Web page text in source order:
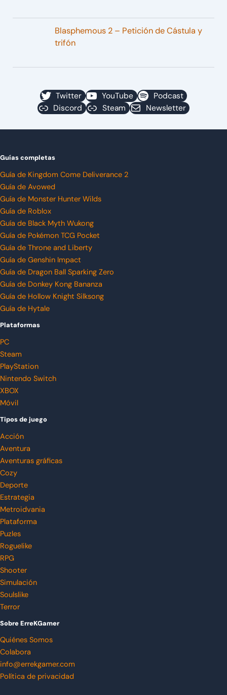
Blasphemous 2 – Petición de Cástula y
trifón
Twitter YouTube
Podcast
Discord
Steam Newsletter
Guías completas
Guía de Kingdom Come Deliverance 2
Guía de Avowed
Guía de Monster Hunter Wilds
Guía de Roblox
Guía de Black Myth Wukong
Guía de Pokémon TCG Pocket
Guía de Throne and Liberty
Guía de Genshin Impact
Guía de Dragon Ball Sparking Zero
Guía de Donkey Kong Bananza
Guía de Hollow Knight Silksong
Guía de Hytale
Plataformas
PC
Steam
PlayStation
Nintendo Switch
XBOX
Móvil
Tipos de juego
Acción
Aventura
Aventuras gráficas
Cozy
Deporte
Estrategia
Metroidvania
Plataforma
Puzles
Roguelike
RPG
Shooter
Simulación
Soulslike
Terror
Sobre ErreKGamer
Quiénes Somos
Colabora
info@errekgamer.com
Política de privacidad